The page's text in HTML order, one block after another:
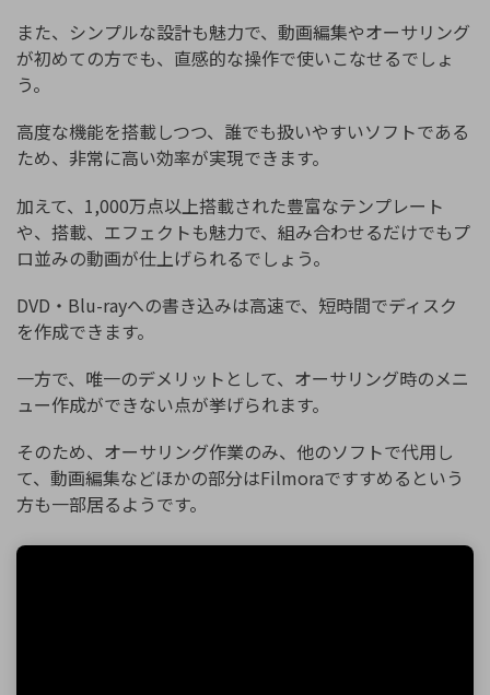
また、シンプルな設計も魅力で、動画編集やオーサリング
が初めての方でも、直感的な操作で使いこなせるでしょ
う。
高度な機能を搭載しつつ、誰でも扱いやすいソフトである
ため、非常に高い効率が実現できます。
加えて、1,000万点以上搭載された豊富なテンプレート
や、搭載、エフェクトも魅力で、組み合わせるだけでもプ
ロ並みの動画が仕上げられるでしょう。
DVD・Blu-rayへの書き込みは高速で、短時間でディスク
を作成できます。
一方で、唯一のデメリットとして、オーサリング時のメニ
ュー作成ができない点が挙げられます。
そのため、オーサリング作業のみ、他のソフトで代用し
て、動画編集などほかの部分はFilmoraですすめるという
方も一部居るようです。